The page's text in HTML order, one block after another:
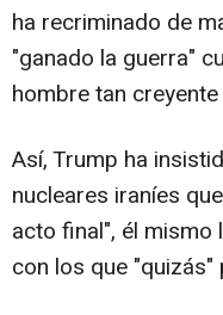
ha recriminado de
"ganado la guerra"
hombre tan
Así, Trump ha
nucleares iraníes
acto final", él
con los que